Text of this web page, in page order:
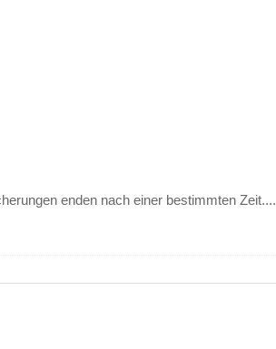
enden nach einer bestimmten Zeit....